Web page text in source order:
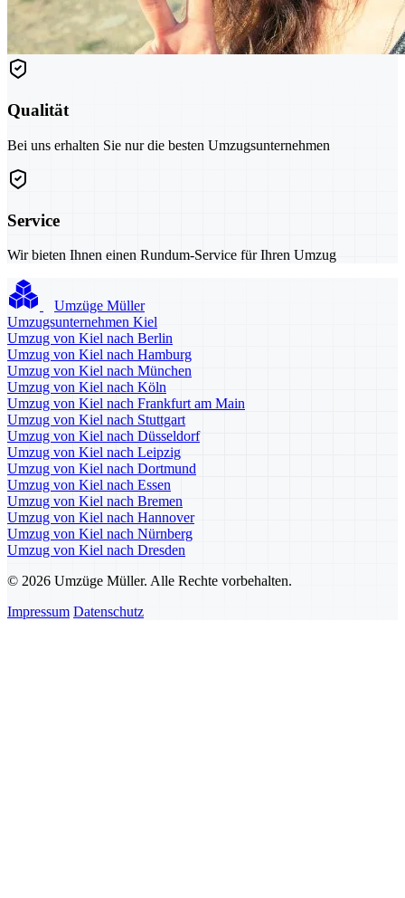
Qualität
Bei uns erhalten Sie nur die besten Umzugsunternehmen
Service
Wir bieten Ihnen einen Rundum-Service für Ihren Umzug
Umzüge Müller
Umzugsunternehmen Kiel
Umzug von Kiel nach Berlin
Umzug von Kiel nach Hamburg
Umzug von Kiel nach München
Umzug von Kiel nach Köln
Umzug von Kiel nach Frankfurt am Main
Umzug von Kiel nach Stuttgart
Umzug von Kiel nach Düsseldorf
Umzug von Kiel nach Leipzig
Umzug von Kiel nach Dortmund
Umzug von Kiel nach Essen
Umzug von Kiel nach Bremen
Umzug von Kiel nach Hannover
Umzug von Kiel nach Nürnberg
Umzug von Kiel nach Dresden
© 2026 Umzüge Müller. Alle Rechte vorbehalten.
Impressum Datenschutz